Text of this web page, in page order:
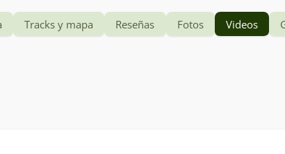
Tracks y mapa Reseñas Fotos Videos